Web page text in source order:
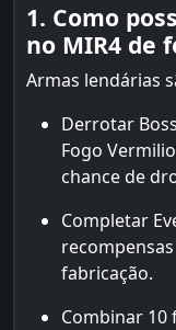
1. Como
no MIR4 de
Armas lendárias
Derrotar
Fogo
chance de
Completar
fabricação.
Combinar